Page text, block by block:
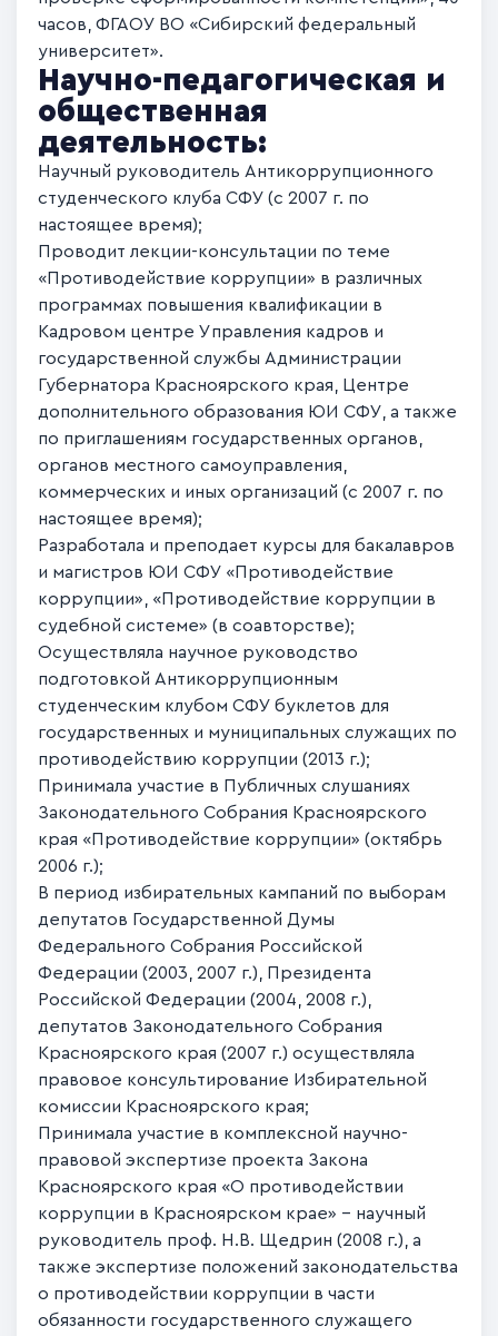
часов, ФГАОУ ВО «Сибирский федеральный
университет».
Научно-педагогическая и
общественная
деятельность:
Научный руководитель Антикоррупционного
студенческого клуба СФУ (с 2007 г. по
настоящее время);
Проводит лекции-консультации по теме
«Противодействие коррупции» в различных
программах повышения квалификации в
Кадровом центре Управления кадров и
государственной службы Администрации
Губернатора Красноярского края, Центре
дополнительного образования ЮИ СФУ, а также
по приглашениям государственных органов,
органов местного самоуправления,
коммерческих и иных организаций (с 2007 г. по
настоящее время);
Разработала и преподает курсы для бакалавров
и магистров ЮИ СФУ «Противодействие
коррупции», «Противодействие коррупции в
судебной системе» (в соавторстве);
Осуществляла научное руководство
подготовкой Антикоррупционным
студенческим клубом СФУ буклетов для
государственных и муниципальных служащих по
противодействию коррупции (2013 г.);
Принимала участие в Публичных слушаниях
Законодательного Собрания Красноярского
края «Противодействие коррупции» (октябрь
2006 г.);
В период избирательных кампаний по выборам
депутатов Государственной Думы
Федерального Собрания Российской
Федерации (2003, 2007 г.), Президента
Российской Федерации (2004, 2008 г.),
депутатов Законодательного Собрания
Красноярского края (2007 г.) осуществляла
правовое консультирование Избирательной
комиссии Красноярского края;
Принимала участие в комплексной научно-
правовой экспертизе проекта Закона
Красноярского края «О противодействии
коррупции в Красноярском крае» - научный
руководитель проф. Н.В. Щедрин (2008 г.), а
также экспертизе положений законодательства
о противодействии коррупции в части
обязанности государственного служащего